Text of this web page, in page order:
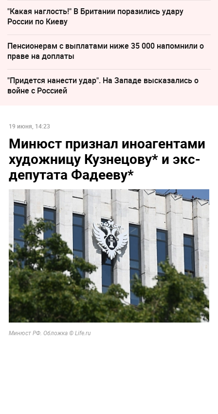
"Какая наглость!" В Британии поразились удару
России по Киеву
Пенсионерам с выплатами ниже 35 000 напомнили о
праве на доплаты
"Придется нанести удар". На Западе высказались о
войне с Россией
19 июня, 14:23
Минюст признал иноагентами
художницу Кузнецову* и экс-
депутата Фадееву*
Минюст РФ. Обложка © Life.ru